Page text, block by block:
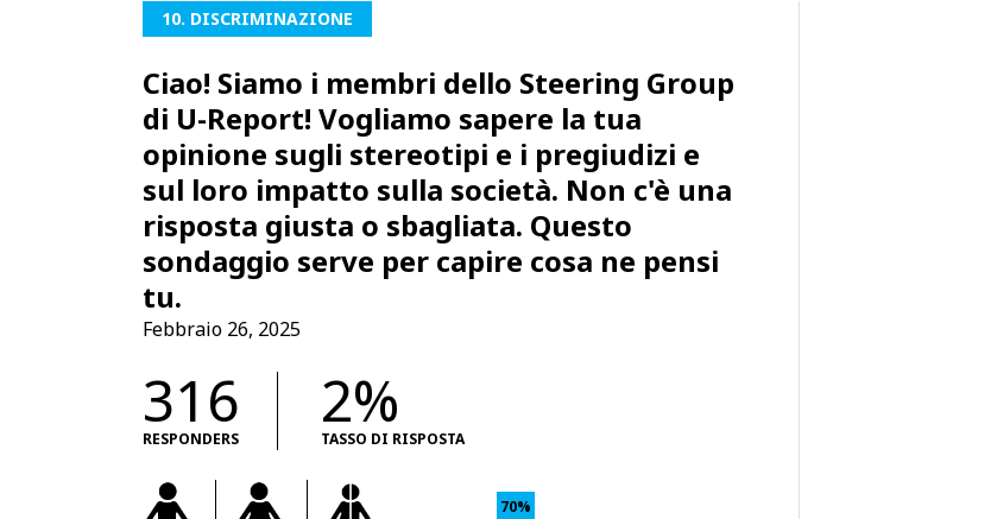
10. DISCRIMINAZIONE
Ciao! Siamo i membri dello Steering Group
di U-Report! Vogliamo sapere la tua
opinione sugli stereotipi e i pregiudizi e
sul loro impatto sulla società. Non c'è una
risposta giusta o sbagliata. Questo
sondaggio serve per capire cosa ne pensi
tu.
Febbraio 26, 2025
316
RESPONDERS
2%
TASSO DI RISPOSTA
70%